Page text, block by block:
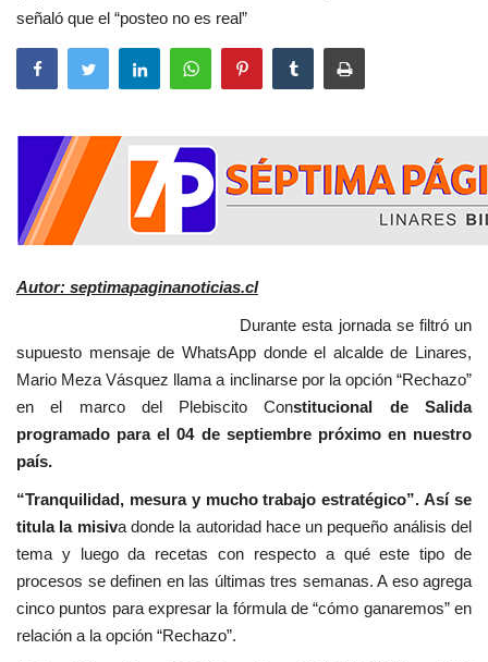
señaló que el “posteo no es real”
Autor: septimapaginanoticias.cl
Durante esta jornada se filtró un
supuesto mensaje de WhatsApp donde el alcalde de Linares,
Mario Meza Vásquez llama a inclinarse por la opción “Rechazo”
en el marco del Plebiscito Constitucional de Salida
programado para el 04 de septiembre próximo en nuestro
país.
“Tranquilidad, mesura y mucho trabajo estratégico”. Así se
titula la misiva donde la autoridad hace un pequeño análisis del
tema y luego da recetas con respecto a qué este tipo de
procesos se definen en las últimas tres semanas. A eso agrega
cinco puntos para expresar la fórmula de “cómo ganaremos” en
relación a la opción “Rechazo”.